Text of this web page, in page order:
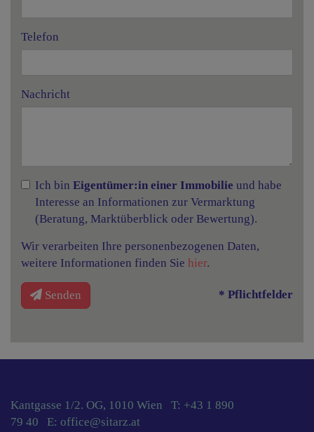
Telefon
Nachricht
Ich bin Eigentümer:in einer Immobilie und habe
Interesse an Informationen zur Vermarktung
(Beratung, Marktüberblick oder Bewertung).
Wir verarbeiten Ihre personenbezogenen Daten,
weitere Informationen finden Sie hier.
Senden * Pflichtfelder
Kantgasse 1/2. OG, 1010 Wien T: +43 1 890
79 40 E: office@sitarz.at